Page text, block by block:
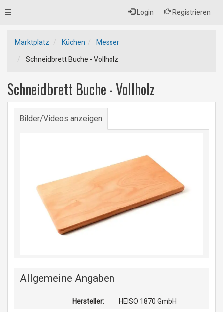
Login Registrieren
Toggle
Marktplatz Küchen Messer
Schneidbrett Buche - Vollholz
Schneidbrett Buche - Vollholz
Bilder/Videos anzeigen
Allgemeine Angaben
Hersteller: HEISO 1870 GmbH